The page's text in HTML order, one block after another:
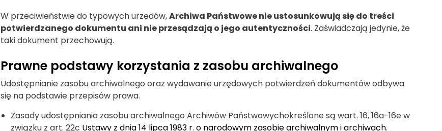
W przeciwieństwie do typowych urzędów,Archiwa Państwowe nie ustosunkowują się do treści
potwierdzanego dokumentu ani nie przesądzają o jego autentyczności. Zaświadczają jedynie, że
taki dokument przechowują.
Prawne podstawy korzystania z zasobu archiwalnego
Udostępnianie zasobu archiwalnego oraz wydawanie urzędowych potwierdzeń dokumentów odbywa
się na podstawie przepisów prawa.
Zasady udostępniania zasobu archiwalnego Archiwów Państwowychokreślone są wart. 16, 16a-16e w
związku z art. 22c Ustawy z dnia 14 lipca 1983 r. o narodowym zasobie archiwalnym i archiwach.